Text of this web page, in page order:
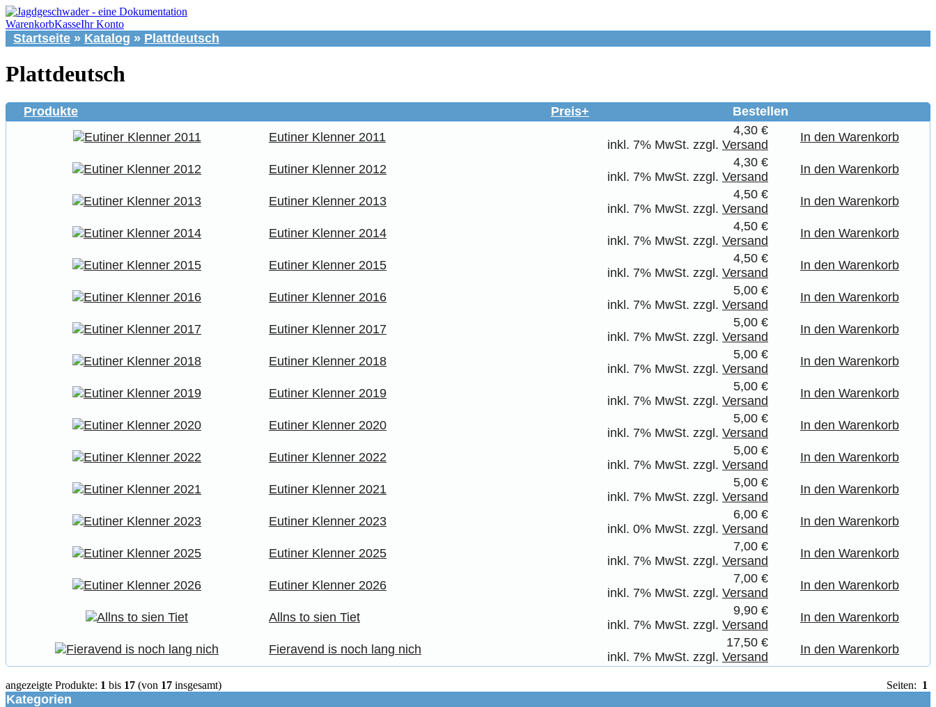
WarenkorbKasseIhr Konto
Startseite » Katalog » Plattdeutsch
Plattdeutsch
Produkte Preis+
Bestellen
Eutiner Klenner 2011
4,30 €
inkl. 7% MwSt. zzgl. Versand
In den Warenkorb
Eutiner Klenner 2012
4,30 €
inkl. 7% MwSt. zzgl. Versand
In den Warenkorb
Eutiner Klenner 2013
4,50 €
inkl. 7% MwSt. zzgl. Versand
In den Warenkorb
Eutiner Klenner 2014
4,50 €
inkl. 7% MwSt. zzgl. Versand
In den Warenkorb
Eutiner Klenner 2015
4,50 €
inkl. 7% MwSt. zzgl. Versand
In den Warenkorb
Eutiner Klenner 2016
5,00 €
inkl. 7% MwSt. zzgl. Versand
In den Warenkorb
Eutiner Klenner 2017
5,00 €
inkl. 7% MwSt. zzgl. Versand
In den Warenkorb
Eutiner Klenner 2018
5,00 €
inkl. 7% MwSt. zzgl. Versand
In den Warenkorb
Eutiner Klenner 2019
5,00 €
inkl. 7% MwSt. zzgl. Versand
In den Warenkorb
Eutiner Klenner 2020
5,00 €
inkl. 7% MwSt. zzgl. Versand
In den Warenkorb
Eutiner Klenner 2022
5,00 €
inkl. 7% MwSt. zzgl. Versand
In den Warenkorb
Eutiner Klenner 2021
5,00 €
inkl. 7% MwSt. zzgl. Versand
In den Warenkorb
Eutiner Klenner 2023
6,00 €
inkl. 0% MwSt. zzgl. Versand
In den Warenkorb
Eutiner Klenner 2025
7,00 €
inkl. 7% MwSt. zzgl. Versand
In den Warenkorb
Eutiner Klenner 2026
7,00 €
inkl. 7% MwSt. zzgl. Versand
In den Warenkorb
Allns to sien Tiet
9,90 €
inkl. 7% MwSt. zzgl. Versand
In den Warenkorb
Fieravend is noch lang nich
17,50 €
inkl. 7% MwSt. zzgl. Versand
In den Warenkorb
Seiten: 1
angezeigte Produkte: 1 bis 17 (von 17 insgesamt)
Kategorien